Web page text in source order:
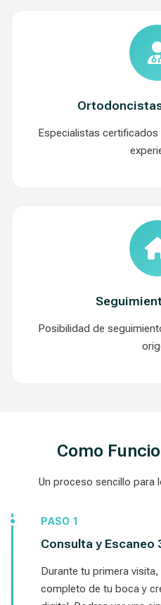
Especialistas
Posibilidad de
Como
Un proceso sencillo para
PASO 1
Consulta y Escaneo
Durante tu primera
completo de tu boca y